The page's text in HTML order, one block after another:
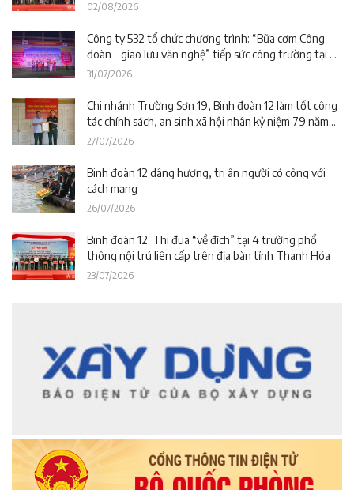
02/08/2026
Công ty 532 tổ chức chương trình: “Bữa cơm Công
đoàn – giao lưu văn nghệ” tiếp sức công trường tại dự
án Trường phổ thông nội trú liên cấp La Êê (TP. Đà
31/07/2026
Chi nhánh Trường Sơn 19, Binh đoàn 12 làm tốt công
tác chính sách, an sinh xã hội nhân kỷ niệm 79 năm
Ngày Thương binh – Liệt sĩ
27/07/2026
Binh đoàn 12 dâng hương, tri ân người có công với
cách mạng
26/07/2026
Binh đoàn 12: Thi đua “về đích” tại 4 trường phổ
thông nội trú liên cấp trên địa bàn tỉnh Thanh Hóa
23/07/2026